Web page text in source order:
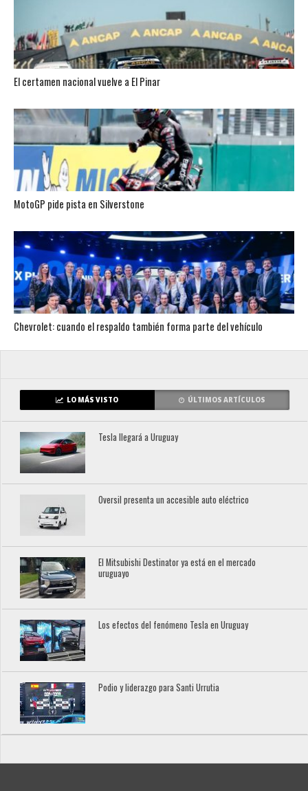
El certamen nacional vuelve a El Pinar
MotoGP pide pista en Silverstone
Chevrolet: cuando el respaldo también forma parte del vehículo
LO MÁS VISTO ÚLTIMOS ARTÍCULOS
Tesla llegará a Uruguay
Oversil presenta un accesible auto eléctrico
El Mitsubishi Destinator ya está en el mercado
uruguayo
Los efectos del fenómeno Tesla en Uruguay
Podio y liderazgo para Santi Urrutia